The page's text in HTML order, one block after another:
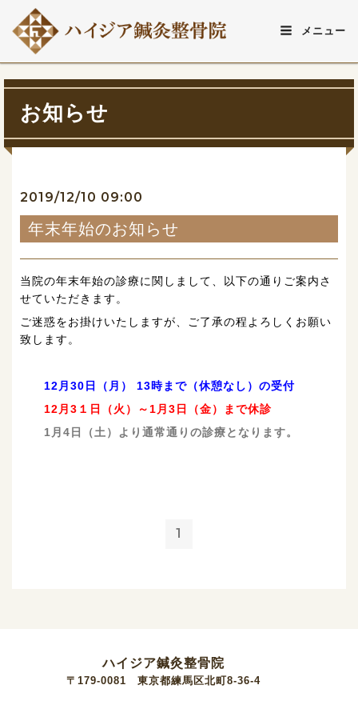
メニュー
お知らせ
2019/12/10 09:00
年末年始のお知らせ
当院の年末年始の診療に関しまして、以下の通りご案内さ
せていただきます。
ご迷惑をお掛けいたしますが、ご了承の程よろしくお願い
致します。
12月30日（月） 13時まで（休憩なし）の受付
12月3１日（火）～1月3日（金）まで休診
1月4日（土）より通常通りの診療となります。
1
ハイジア鍼灸整骨院
〒179-0081 東京都練馬区北町8-36-4